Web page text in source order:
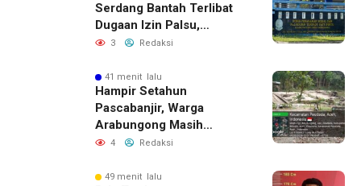
Serdang Bantah Terlibat
Dugaan Izin Palsu,
Tegaskan Proses
Jalur Resmi
3 Redaksi
41 menit lalu
Hampir Setahun
Pascabanjir, Warga
Arabungong Masih
Menunggu Bantuan
4 Redaksi
49 menit lalu